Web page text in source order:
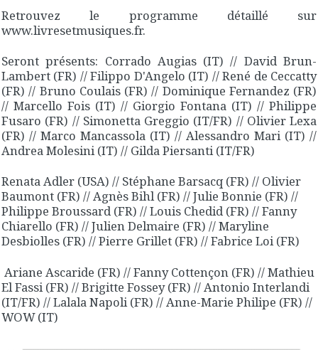
Retrouvez le programme détaillé sur
www.livresetmusiques.fr.
Seront présents: Corrado Augias (IT) // David Brun-
Lambert (FR) // Filippo D'Angelo (IT) // René de Ceccatty
(FR) // Bruno Coulais (FR) // Dominique Fernandez (FR)
// Marcello Fois (IT) // Giorgio Fontana (IT) // Philippe
Fusaro (FR) // Simonetta Greggio (IT/FR) // Olivier Lexa
(FR) // Marco Mancassola (IT) // Alessandro Mari (IT) //
Andrea Molesini (IT) // Gilda Piersanti (IT/FR)
Renata Adler (USA) // Stéphane Barsacq (FR) // Olivier
Baumont (FR) // Agnès Bihl (FR) // Julie Bonnie (FR) //
Philippe Broussard (FR) // Louis Chedid (FR) // Fanny
Chiarello (FR) // Julien Delmaire (FR) // Maryline
Desbiolles (FR) // Pierre Grillet (FR) // Fabrice Loi (FR)
Ariane Ascaride (FR) // Fanny Cottençon (FR) // Mathieu
El Fassi (FR) // Brigitte Fossey (FR) // Antonio Interlandi
(IT/FR) // Lalala Napoli (FR) // Anne-Marie Philipe (FR) //
WOW (IT)